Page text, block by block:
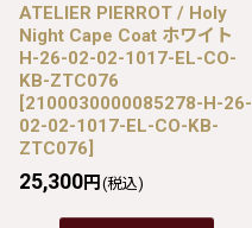
ATELIER PIERROT / Holy
Night Cape Coat ホワイト
H-26-02-02-1017-EL-CO-
KB-ZTC076
[2100030000085278-H-26-
02-02-1017-EL-CO-KB-
ZTC076]
25,300円 (税込)